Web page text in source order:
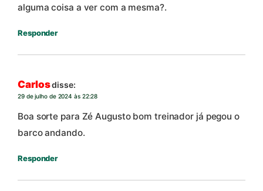
alguma coisa a ver com a mesma?.
Responder
Carlosdisse:
29 de julho de 2024 às 22:28
Boa sorte para Zé Augusto bom treinador já pegou o
barco andando.
Responder